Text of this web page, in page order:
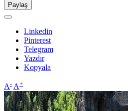
Paylaş
Linkedin
Pinterest
Telegram
Yazdır
Kopyala
A- A+